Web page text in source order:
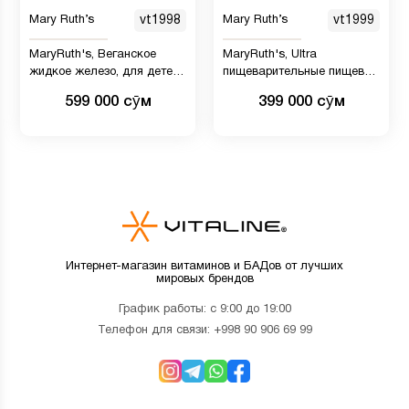
Mary Ruth’s vt1998
MaryRuth's, Веганское
жидкое железо, для детей
599 000 сӯм
Mary Ruth’s vt1999
MaryRuth's, Ultra
пищеварительные пищевые
399 000 сӯм
Интернет-магазин витаминов и БАДов от лучших
мировых брендов
График работы: с 9:00 до 19:00
Телефон для связи: +998 90 906 69 99